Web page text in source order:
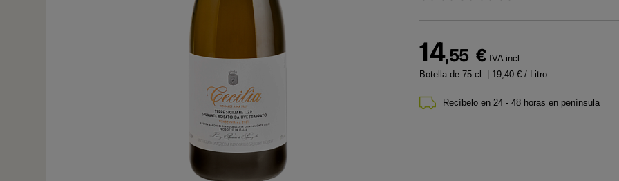
14,55 € IVA incl.
Botella de 75 cl.
| 19,40 € / Litro
Recíbelo en 24 - 48 horas en península